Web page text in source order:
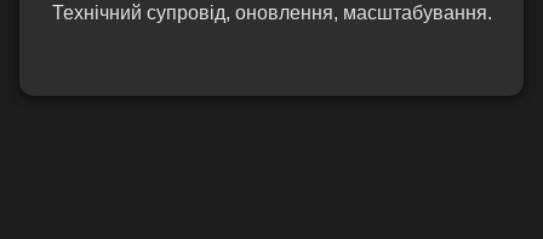
Технічний супровід, оновлення, масштабування.